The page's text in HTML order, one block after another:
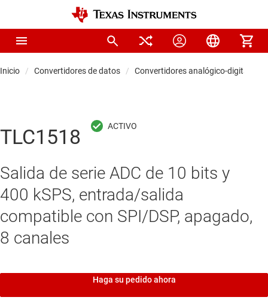
Inicio Convertidores de datos Convertidores analógico-digitales
TLC1518
Salida de serie ADC de 10 bits y
400 kSPS, entrada/salida
compatible con SPI/DSP, apagado,
8 canales
Haga su pedido ahora